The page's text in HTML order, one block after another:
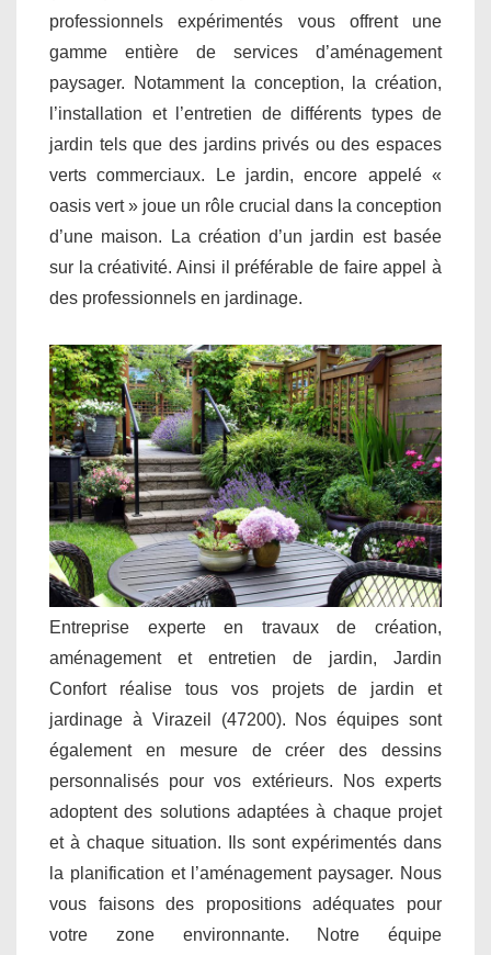
professionnels expérimentés vous offrent une
gamme entière de services d’aménagement
paysager. Notamment la conception, la création,
l’installation et l’entretien de différents types de
jardin tels que des jardins privés ou des espaces
verts commerciaux. Le jardin, encore appelé «
oasis vert » joue un rôle crucial dans la conception
d’une maison. La création d’un jardin est basée
sur la créativité. Ainsi il préférable de faire appel à
des professionnels en jardinage.
Entreprise experte en travaux de création,
aménagement et entretien de jardin, Jardin
Confort réalise tous vos projets de jardin et
jardinage à Virazeil (47200). Nos équipes sont
également en mesure de créer des dessins
personnalisés pour vos extérieurs. Nos experts
adoptent des solutions adaptées à chaque projet
et à chaque situation. Ils sont expérimentés dans
la planification et l’aménagement paysager. Nous
vous faisons des propositions adéquates pour
votre zone environnante. Notre équipe